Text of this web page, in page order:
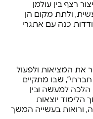
רצף בין עולמן
ולתת מקום הן
כנה עם אתגרי
את המציאות ולפעול
שבו מתקיים
הלכה למעשה ובין
הלימוד יוצאות
ורואות בעשייה המשך